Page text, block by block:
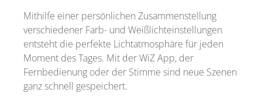
Mithilfe einer persönlichen Zusammenstellung
verschiedener Farb- und Weißlichteinstellungen
entsteht die perfekte Lichtatmosphäre für jeden
Moment des Tages. Mit der WiZ App, der
Fernbedienung oder der Stimme sind neue Szenen
ganz schnell gespeichert.